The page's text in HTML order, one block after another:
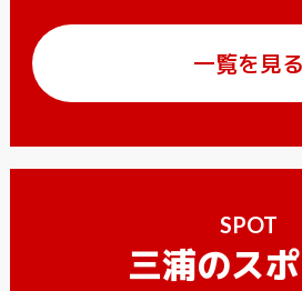
一覧を見る
SPOT
三浦のス